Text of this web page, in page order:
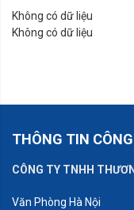
Không có dữ liệu
Không có dữ liệu
THÔNG TIN
CÔNG TY TNHH
Văn Phòng Hà Nội